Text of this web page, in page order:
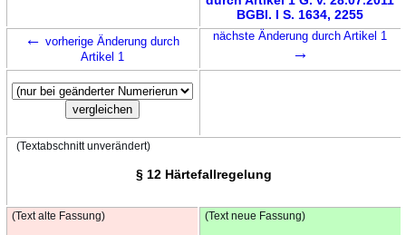
BGBl. I S. 1634, 2255
← vorherige Änderung durch
Artikel 1
nächste Änderung durch Artikel 1
→
(Textabschnitt unverändert)
§ 12 Härtefallregelung
(Text alte Fassung) (Text neue Fassung)